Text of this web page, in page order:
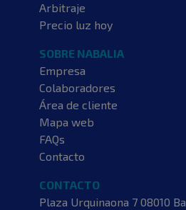
CONTACTO
Plaza Urquinaona 7 08010
Arbitraje
Precio luz hoy
SOBRE NABALIA
Empresa
Colaboradores
Área de cliente
Mapa web
FAQs
Contacto